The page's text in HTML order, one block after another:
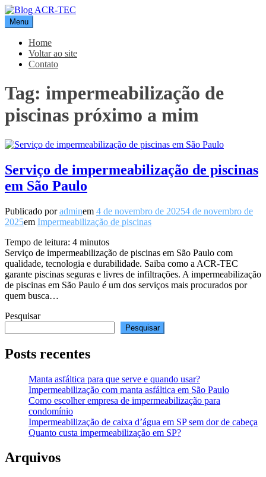
Pular
para
o
conteúdo
Blog ACR-TEC
Menu
Home
Voltar ao site
Contato
Tag: impermeabilização de
piscinas próximo a mim
Serviço de impermeabilização de piscinas
em São Paulo
Publicado poradminem 4 de novembro de 20254 de novembro de
2025em Impermeabilização de piscinas
Tempo de leitura: 4 minutos
Serviço de impermeabilização de piscinas em São Paulo com
qualidade, tecnologia e durabilidade. Saiba como a ACR-TEC
garante piscinas seguras e livres de infiltrações. A impermeabilização
de piscinas em São Paulo é um dos serviços mais procurados por
quem busca…
Pesquisar
Pesquisar
Posts recentes
Manta asfáltica para que serve e quando usar?
Impermeabilização com manta asfáltica em São Paulo
Como escolher empresa de impermeabilização para
condomínio
Impermeabilização de caixa d’água em SP sem dor de cabeça
Quanto custa impermeabilização em SP?
Arquivos